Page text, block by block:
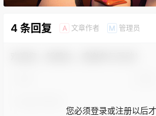
4 条回复 A 文章作者 M 管理员
您必须登录或注册以后